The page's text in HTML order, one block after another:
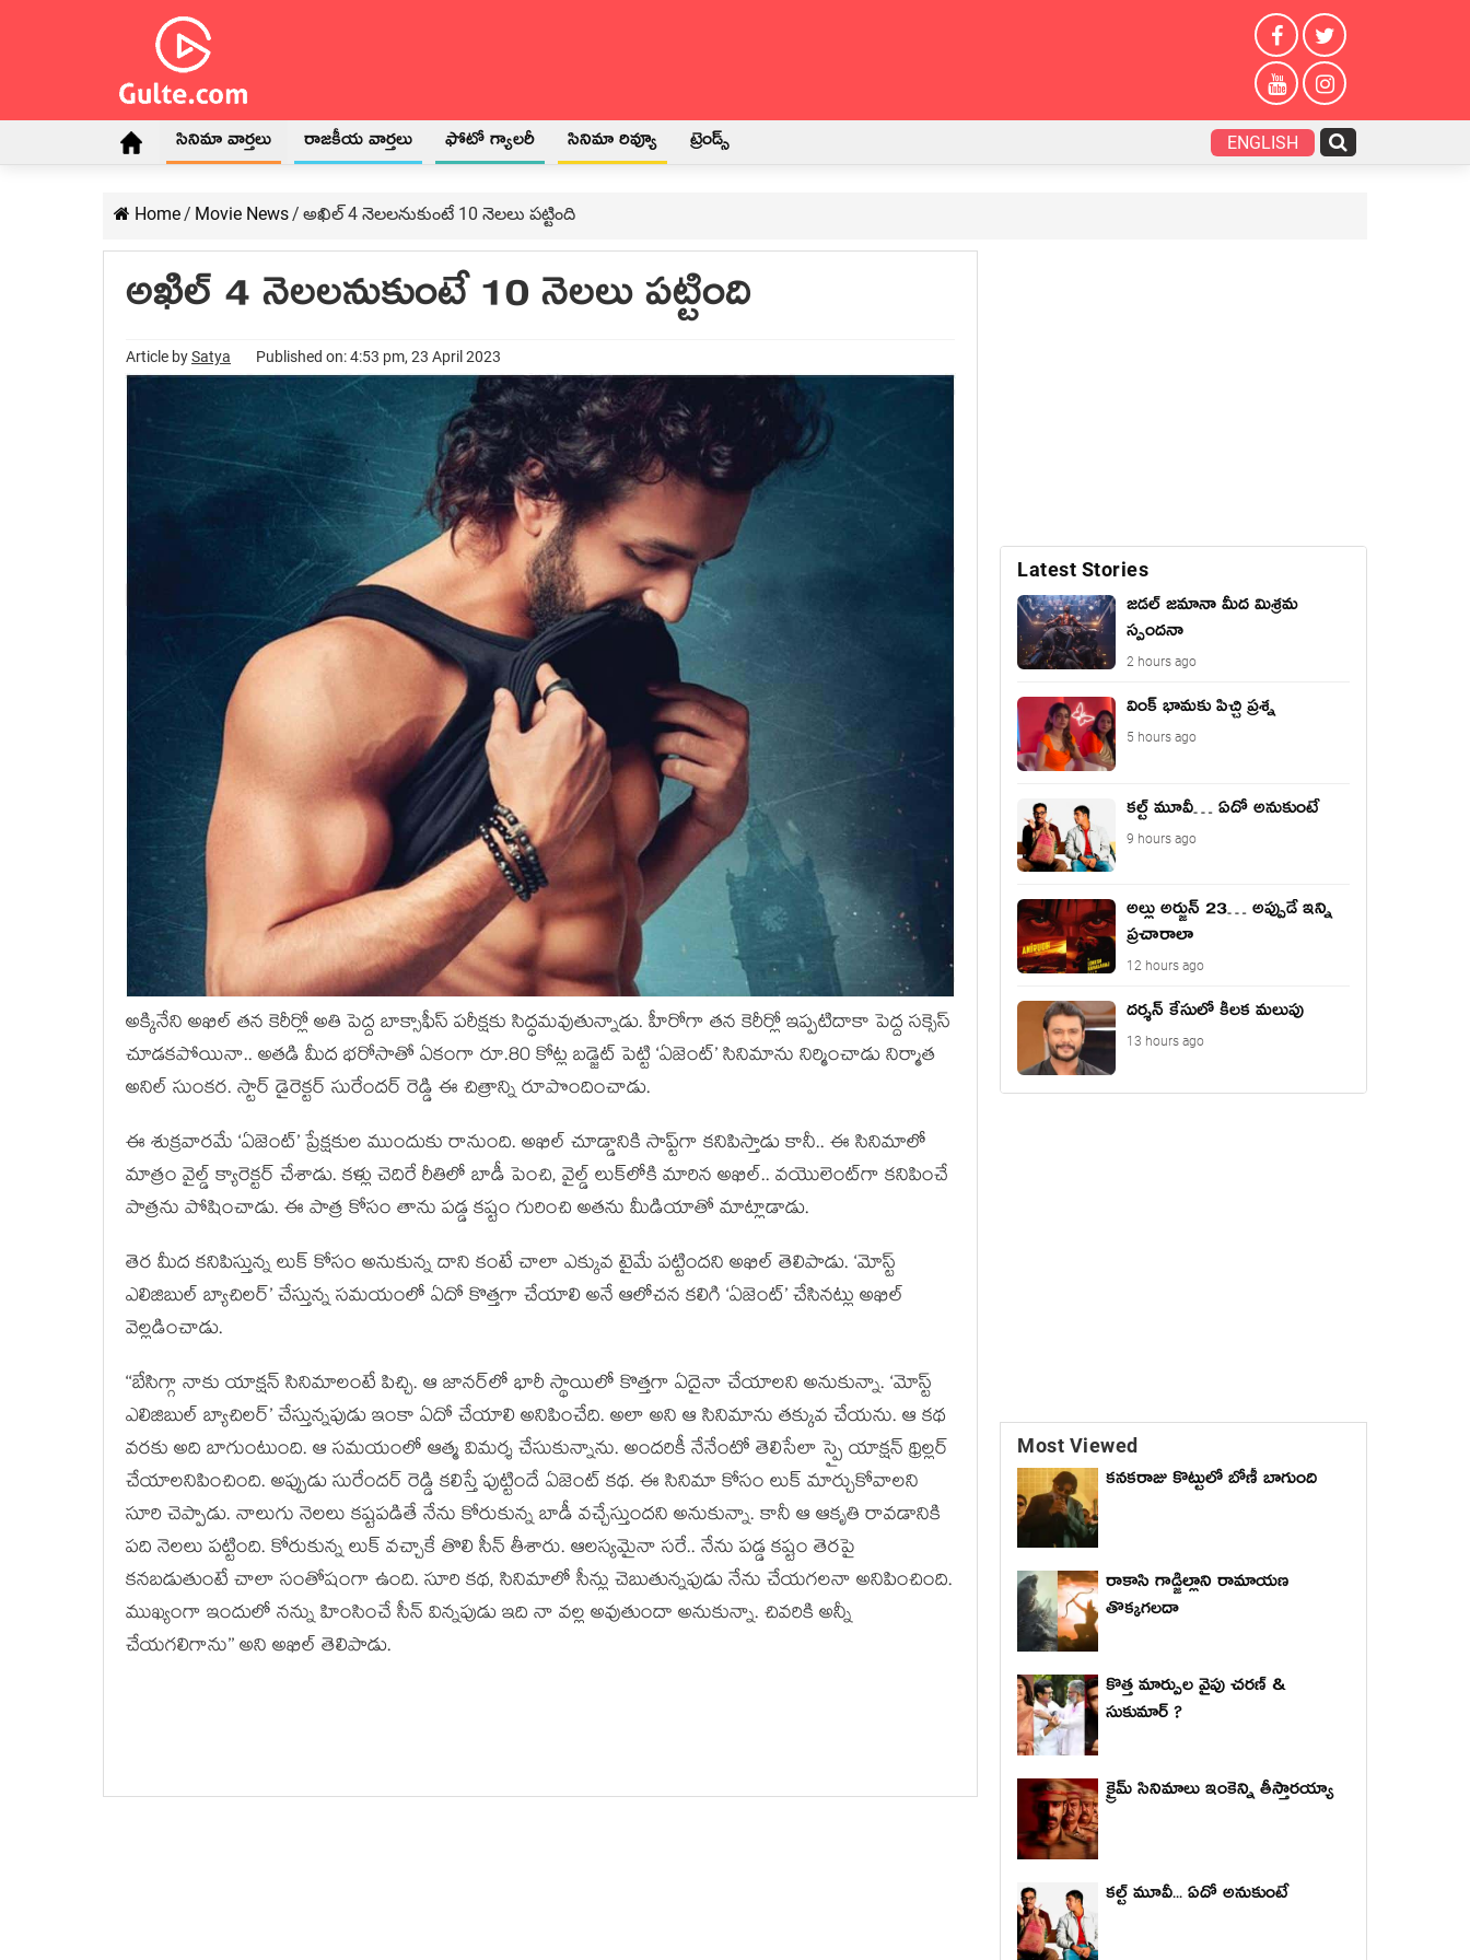
సినిమా వార్తలు రాజకీయ వార్తలు ఫోటో గ్యాలరీ సినిమా రివ్యూ ట్రెండ్స్ ENGLISH
Home/ Movie News/ అఖిల్ 4 నెలలనుకుంటే 10 నెలలు పట్టింది
అఖిల్ 4 నెలలనుకుంటే 10 నెలలు పట్టింది
Article bySatya Published on: 4:53 pm, 23 April 2023
అక్కినేని అఖిల్ తన కెరీర్లో అతి పెద్ద బాక్సాఫీస్ పరీక్షకు సిద్ధమవుతున్నాడు. హీరోగా తన కెరీర్లో ఇప్పటిదాకా పెద్ద సక్సెస్
చూడకపోయినా.. అతడి మీద భరోసాతో ఏకంగా రూ.80 కోట్ల బడ్జెట్ పెట్టి ‘ఏజెంట్’ సినిమాను నిర్మించాడు నిర్మాత
అనిల్ సుంకర. స్టార్ డైరెక్టర్ సురేందర్ రెడ్డి ఈ చిత్రాన్ని రూపొందించాడు.
ఈ శుక్రవారమే ‘ఏజెంట్’ ప్రేక్షకుల ముందుకు రానుంది. అఖిల్ చూడ్డానికి సాప్ట్‌గా కనిపిస్తాడు కానీ.. ఈ సినిమాలో
మాత్రం వైల్డ్ క్యారెక్టర్ చేశాడు. కళ్లు చెదిరే రీతిలో బాడీ పెంచి, వైల్డ్ లుక్‌లోకి మారిన అఖిల్.. వయొలెంట్‌గా కనిపించే
పాత్రను పోషించాడు. ఈ పాత్ర కోసం తాను పడ్డ కష్టం గురించి అతను మీడియాతో మాట్లాడాడు.
తెర మీద కనిపిస్తున్న లుక్ కోసం అనుకున్న దాని కంటే చాలా ఎక్కువ టైమే పట్టిందని అఖిల్ తెలిపాడు. ‘మోస్ట్
ఎలిజిబుల్ బ్యాచిలర్’ చేస్తున్న సమయంలో ఏదో కొత్తగా చేయాలి అనే ఆలోచన కలిగి ‘ఏజెంట్’ చేసినట్లు అఖిల్
వెల్లడించాడు.
‘‘బేసిగ్గా నాకు యాక్షన్ సినిమాలంటే పిచ్చి. ఆ జానర్‌లో భారీ స్థాయిలో కొత్తగా ఏదైనా చేయాలని అనుకున్నా. ‘మోస్ట్
ఎలిజిబుల్ బ్యాచిలర్’ చేస్తున్నపుడు ఇంకా ఏదో చేయాలి అనిపించేది. అలా అని ఆ సినిమాను తక్కువ చేయను. ఆ కథ
వరకు అది బాగుంటుంది. ఆ సమయంలో ఆత్మ విమర్శ చేసుకున్నాను. అందరికీ నేనేంటో తెలిసేలా స్పై యాక్షన్ థ్రిల్లర్
చేయాలనిపించింది. అప్పుడు సురేందర్ రెడ్డి కలిస్తే పుట్టిందే ఏజెంట్ కథ. ఈ సినిమా కోసం లుక్ మార్చుకోవాలని
సూరి చెప్పాడు. నాలుగు నెలలు కష్టపడితే నేను కోరుకున్న బాడీ వచ్చేస్తుందని అనుకున్నా. కానీ ఆ ఆకృతి రావడానికి
పది నెలలు పట్టింది. కోరుకున్న లుక్ వచ్చాకే తొలి సీన్ తీశారు. ఆలస్యమైనా సరే.. నేను పడ్డ కష్టం తెరపై
కనబడుతుంటే చాలా సంతోషంగా ఉంది. సూరి కథ, సినిమాలో సీన్లు చెబుతున్నపుడు నేను చేయగలనా అనిపించింది.
ముఖ్యంగా ఇందులో నన్ను హింసించే సీన్ విన్నపుడు ఇది నా వల్ల అవుతుందా అనుకున్నా. చివరికి అన్నీ
చేయగలిగాను’’ అని అఖిల్ తెలిపాడు.
Latest Stories
జడల్ జమానా మీద మిశ్రమ
స్పందనా
2 hours ago
వింక్ భామకు పిచ్చి ప్రశ్న
5 hours ago
కల్ట్ మూవీ… ఏదో అనుకుంటే
9 hours ago
అల్లు అర్జున్ 23… అప్పుడే ఇన్ని
ప్రచారాలా
12 hours ago
దర్శన్ కేసులో కీలక మలుపు
13 hours ago
Most Viewed
కనకరాజు కొట్టులో బోణీ బాగుంది
రాకాసి గాడ్జిల్లాని రామాయణ
తొక్కగలదా
కొత్త మార్పుల వైపు చరణ్ &
సుకుమార్ ?
క్రైమ్ సినిమాలు ఇంకెన్ని తీస్తారయ్యా
కల్ట్ మూవీ... ఏదో అనుకుంటే